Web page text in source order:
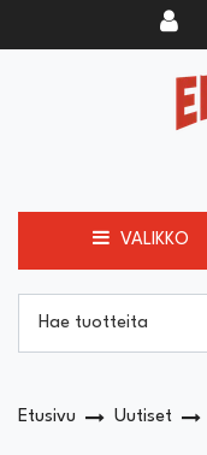
VALIKKO
Etusivu Uutiset